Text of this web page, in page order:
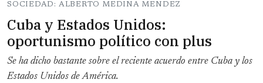
SOCIEDAD: ALBERTO MEDINA MENDEZ
Cuba y Estados Unidos:
oportunismo político con plus
Se ha dicho bastante sobre el reciente acuerdo entre Cuba y los
Estados Unidos de América.